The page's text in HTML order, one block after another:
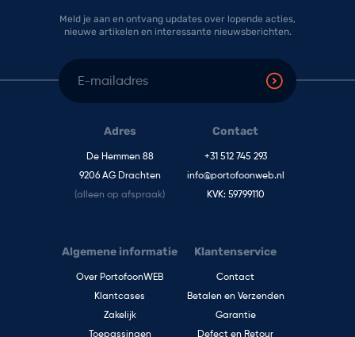
Meld je aan en ontvang updates over lopende acties,
nieuwe artikelen en interessante nieuwsberichten.
Adres
De Hemmen 88
9206 AG Drachten
(alleen op afspraak)
Contact
+31 512 745 293
info@portofoonweb.nl
KVK: 59799110
Algemene informatie
Over PortofoonWEB
Klantcases
Zakelijk
Toepassingen
Klantenservice
Contact
Betalen en Verzenden
Garantie
Defect en Retour